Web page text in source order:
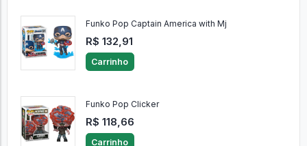
Funko Pop Captain America with Mj
R$ 132,91
Funko Pop Clicker